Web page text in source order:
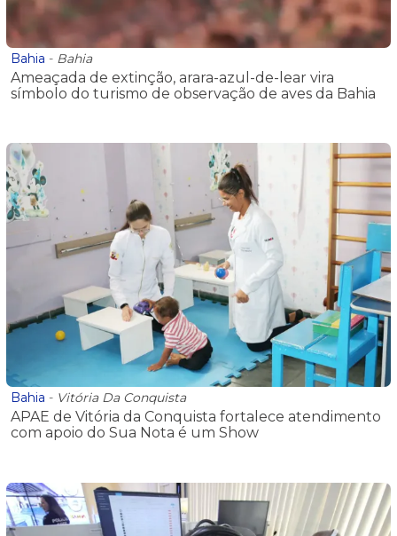
Bahia - Bahia
Ameaçada de extinção, arara-azul-de-lear vira
símbolo do turismo de observação de aves da Bahia
Bahia - Vitória Da Conquista
APAE de Vitória da Conquista fortalece atendimento
com apoio do Sua Nota é um Show